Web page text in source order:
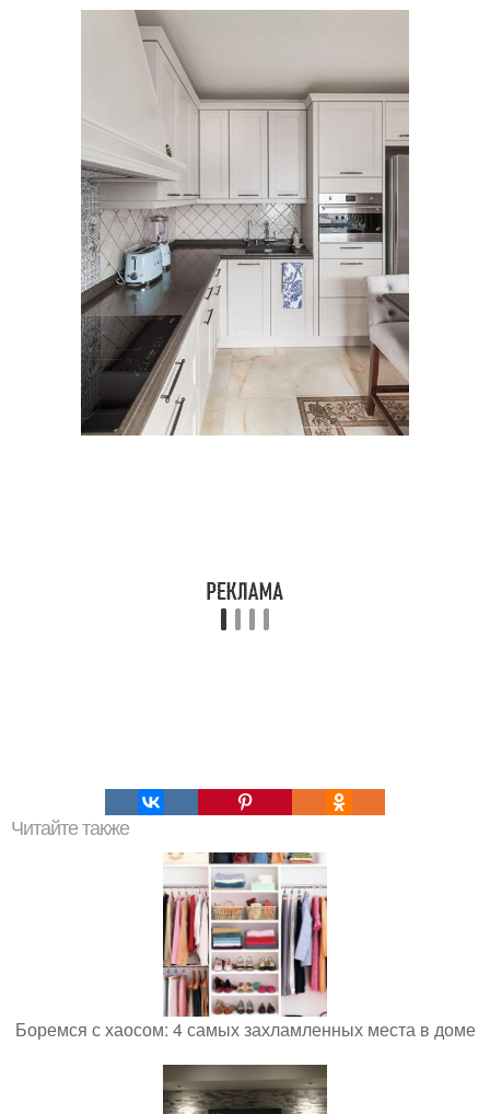
Читайте также
Боремся с хаосом: 4 самых захламленных места в доме